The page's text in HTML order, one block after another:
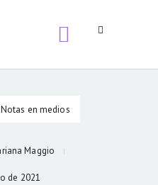
Notas en medios
Maggio
de 2021